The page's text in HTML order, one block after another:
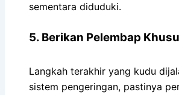
sementara diduduki.
5. Berikan Pelembap
Langkah terakhir yang kudu
sistem pengeringan, pastinya